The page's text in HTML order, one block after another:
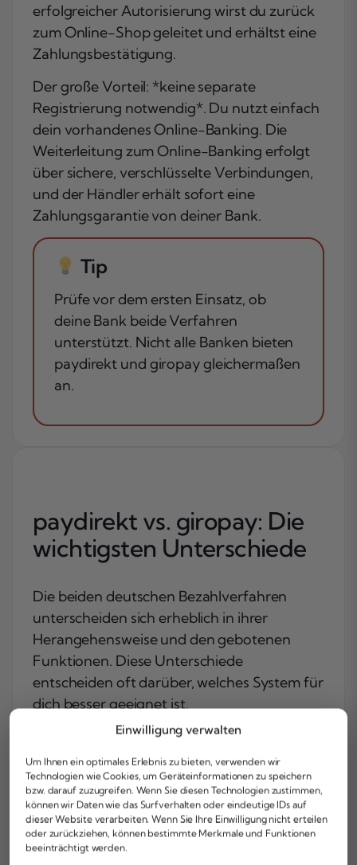
Einwilligung verwalten
Um Ihnen ein optimales Erlebnis zu bieten, verwenden wir
Technologien wie Cookies, um Geräteinformationen zu speichern
bzw. darauf zuzugreifen. Wenn Sie diesen Technologien zustimmen,
können wir Daten wie das Surfverhalten oder eindeutige IDs auf
dieser Website verarbeiten. Wenn Sie Ihre Einwilligung nicht erteilen
oder zurückziehen, können bestimmte Merkmale und Funktionen
beeinträchtigt werden.
erfolgreicher Autorisierung wirst du zurück
zum Online-Shop geleitet und erhältst eine
Zahlungsbestätigung.
Der große Vorteil: *keine separate
Registrierung notwendig*. Du nutzt einfach
dein vorhandenes Online-Banking. Die
Weiterleitung zum Online-Banking erfolgt
über sichere, verschlüsselte Verbindungen,
und der Händler erhält sofort eine
Zahlungsgarantie von deiner Bank.
Tip
Prüfe vor dem ersten Einsatz, ob
deine Bank beide Verfahren
unterstützt. Nicht alle Banken bieten
paydirekt und giropay gleichermaßen
an.
paydirekt vs. giropay: Die
wichtigsten Unterschiede
Die beiden deutschen Bezahlverfahren
unterscheiden sich erheblich in ihrer
Herangehensweise und den gebotenen
Funktionen. Diese Unterschiede
entscheiden oft darüber, welches System für
dich besser geeignet ist.
Registrierung und Nutzerkonten
Der fundamentale Unterschied liegt im
Registrierungsprozess. paydirekt erfordert
eine separate Registrierung über deine
Bank, bei der du eigene Zugangsdaten
erhältst und Konten sowie Limits verwalten